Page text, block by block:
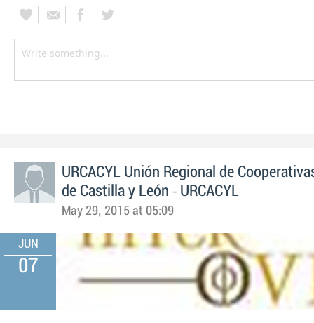
URCACYL Unión Regional de
de Castilla y León - URCACYL
May 29, 2015 at 05:09
JUN
07